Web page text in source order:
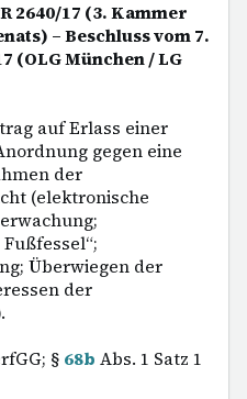
2640/17 (3. Kammer
– Beschluss vom 7.
(OLG München / LG
auf Erlass einer
gegen eine
der
(elektronische
Überwiegen der
der
§ 68b Abs. 1 Satz 1